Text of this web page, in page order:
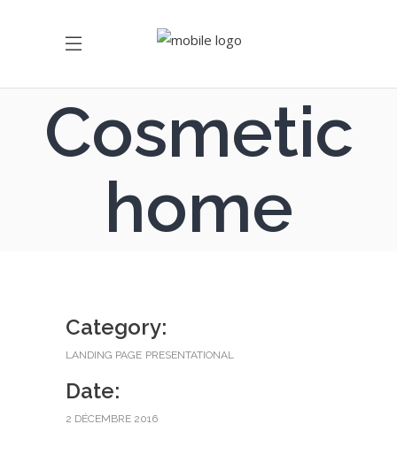
Cosmetic
home
Category:
LANDING PAGE PRESENTATIONAL
Date:
2 DÉCEMBRE 2016